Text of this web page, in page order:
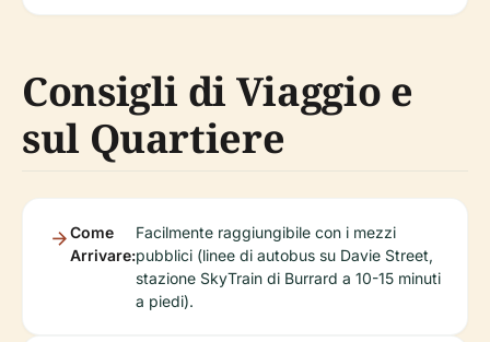
Consigli di Viaggio e
sul Quartiere
Come
Arrivare:
Facilmente raggiungibile con i mezzi
pubblici (linee di autobus su Davie Street,
stazione SkyTrain di Burrard a 10-15 minuti
a piedi).